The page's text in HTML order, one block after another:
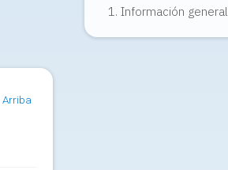
Arriba
1. Información general